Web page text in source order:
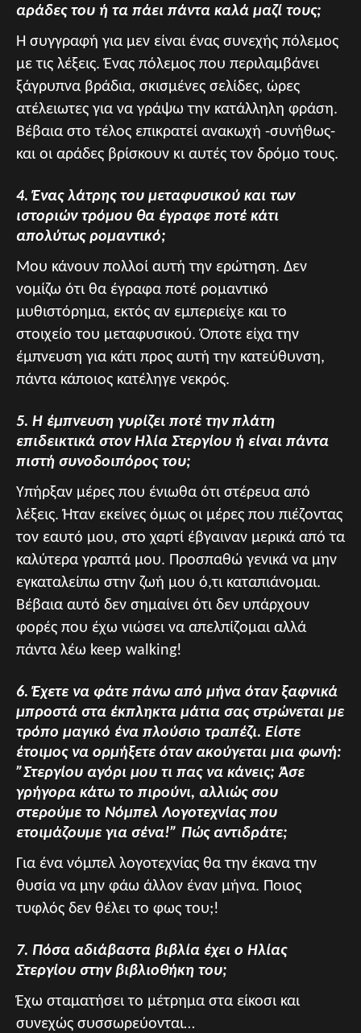
αράδες του ή τα πάει πάντα καλά μαζί τους;
Η συγγραφή για μεν είναι ένας συνεχής πόλεμος
με τις λέξεις. Ένας πόλεμος που περιλαμβάνει
ξάγρυπνα βράδια, σκισμένες σελίδες, ώρες
ατέλειωτες για να γράψω την κατάλληλη φράση.
Βέβαια στο τέλος επικρατεί ανακωχή -συνήθως-
και οι αράδες βρίσκουν κι αυτές τον δρόμο τους.
4. Ένας λάτρης του μεταφυσικού και των
ιστοριών τρόμου θα έγραφε ποτέ κάτι
απολύτως ρομαντικό;
Μου κάνουν πολλοί αυτή την ερώτηση. Δεν
νομίζω ότι θα έγραφα ποτέ ρομαντικό
μυθιστόρημα, εκτός αν εμπεριείχε και το
στοιχείο του μεταφυσικού. Όποτε είχα την
έμπνευση για κάτι προς αυτή την κατεύθυνση,
πάντα κάποιος κατέληγε νεκρός.
5. Η έμπνευση γυρίζει ποτέ την πλάτη
επιδεικτικά στον Ηλία Στεργίου ή είναι πάντα
πιστή συνοδοιπόρος του;
Υπήρξαν μέρες που ένιωθα ότι στέρευα από
λέξεις. Ήταν εκείνες όμως οι μέρες που πιέζοντας
τον εαυτό μου, στο χαρτί έβγαιναν μερικά από τα
καλύτερα γραπτά μου. Προσπαθώ γενικά να μην
εγκαταλείπω στην ζωή μου ό,τι καταπιάνομαι.
Βέβαια αυτό δεν σημαίνει ότι δεν υπάρχουν
φορές που έχω νιώσει να απελπίζομαι αλλά
πάντα λέω keep walking!
6. Έχετε να φάτε πάνω από μήνα όταν ξαφνικά
μπροστά στα έκπληκτα μάτια σας στρώνεται με
τρόπο μαγικό ένα πλούσιο τραπέζι. Είστε
έτοιμος να ορμήξετε όταν ακούγεται μια φωνή:
”Στεργίου αγόρι μου τι πας να κάνεις; Άσε
γρήγορα κάτω το πιρούνι, αλλιώς σου
στερούμε το Νόμπελ Λογοτεχνίας που
ετοιμάζουμε για σένα!” Πώς αντιδράτε;
Για ένα νόμπελ λογοτεχνίας θα την έκανα την
θυσία να μην φάω άλλον έναν μήνα. Ποιος
τυφλός δεν θέλει το φως του;!
7. Πόσα αδιάβαστα βιβλία έχει ο Ηλίας
Στεργίου στην βιβλιοθήκη του;
Έχω σταματήσει το μέτρημα στα είκοσι και
συνεχώς συσσωρεύονται…